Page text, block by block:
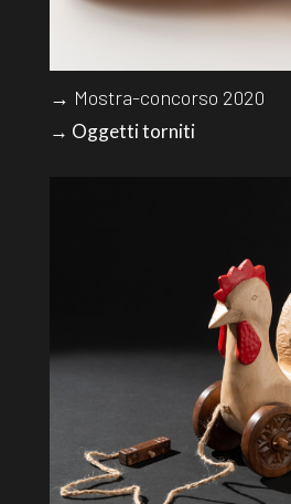
→ Mostra-concorso 2020
→ Oggetti torniti